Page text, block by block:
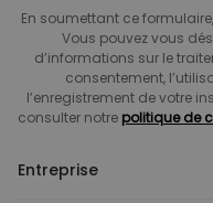
En soumettant ce
Vous pouvez vous
d’informations sur le
consentement,
l’enregistrement de votre
consulter notre politique de
Entreprise